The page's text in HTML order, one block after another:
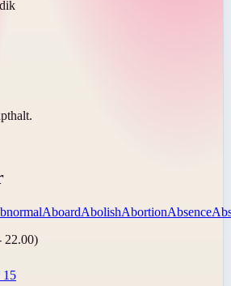
halt.
AboardAbolishAbortionAbsence
22.00)
15